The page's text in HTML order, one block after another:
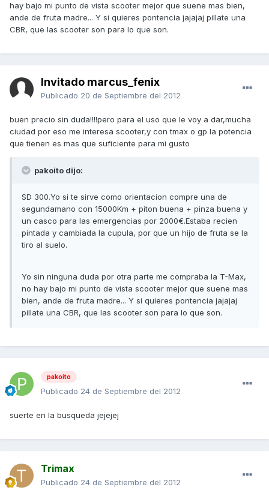
hay bajo mi punto de vista scooter mejor que suene mas bien,
ande de fruta madre... Y si quieres pontencia jajajaj pillate una
CBR, que las scooter son para lo que son.
Invitado marcus_fenix
Publicado 20 de Septiembre del 2012
buen precio sin duda!!!!pero para el uso que le voy a dar,mucha
ciudad por eso me interesa scooter,y con tmax o gp la potencia
que tienen es mas que suficiente para mi gusto
pakoito dijo:
SD 300.Yo si te sirve como orientacion compre una de
segundamano con 15000Km + piton buena + pinza buena y
un casco para las emergencias por 2000€.Estaba recien
pintada y cambiada la cupula, por que un hijo de fruta se la
tiro al suelo.
Yo sin ninguna duda por otra parte me compraba la T-Max,
no hay bajo mi punto de vista scooter mejor que suene mas
bien, ande de fruta madre... Y si quieres pontencia jajajaj
pillate una CBR, que las scooter son para lo que son.
pakoito
Publicado 24 de Septiembre del 2012
suerte en la busqueda jejejej
Trimax
Publicado 24 de Septiembre del 2012